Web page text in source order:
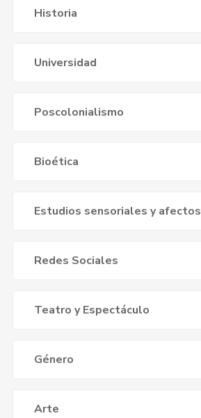
Historia
Universidad
Poscolonialismo
Bioética
Estudios sensoriales y afectos
Redes Sociales
Teatro y Espectáculo
Género
Arte